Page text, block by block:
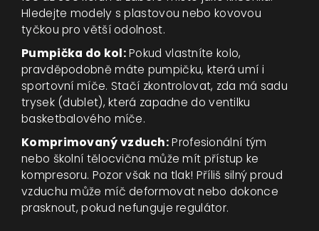
Hledejte modely s plastovou nebo kovovou
tyčkou pro větší odolnost.
Pumpička do kol:Pokud vlastníte kolo,
pravděpodobně máte pumpičku, která umí i
sportovní míče. Stačí zkontrolovat, zda má sadu
trysek (dublet), která zapadne do ventilku
basketbalového míče.
Komprimovaný vzduch:Profesionální tým
nebo školní tělocvična může mít přístup ke
kompresoru. Pozor však na tlak! Příliš silný proud
vzduchu může míč deformovat nebo dokonce
prasknout, pokud nefunguje regulátor.